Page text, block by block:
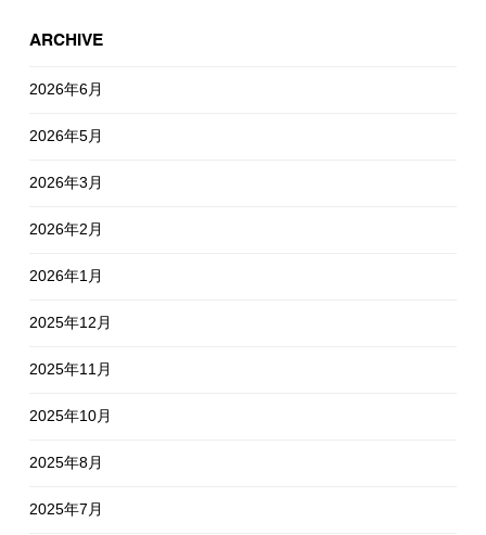
ARCHIVE
2026年6月
2026年5月
2026年3月
2026年2月
2026年1月
2025年12月
2025年11月
2025年10月
2025年8月
2025年7月